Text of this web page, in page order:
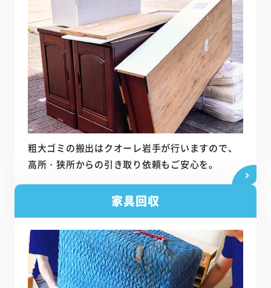
粗大ゴミの搬出はクオーレ岩手が行いますので、
高所・狭所からの引き取り依頼もご安心を。
家具回収